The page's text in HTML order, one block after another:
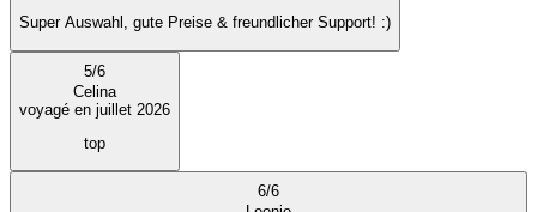
Super Auswahl, gute Preise & freundlicher Support! :)
5/6
Celina
voyagé en juillet 2026
top
6/6